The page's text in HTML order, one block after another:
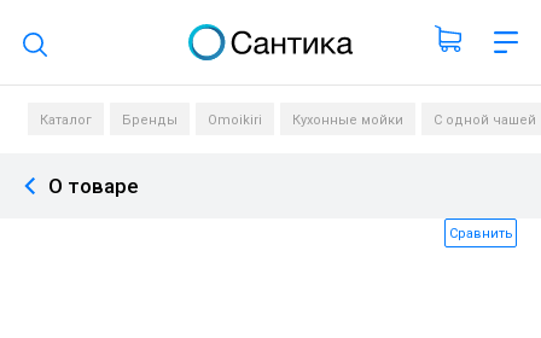
Поиск по каталогу
Каталог Бренды Omoikiri Кухонные мойки С одной чашей
О товаре
Сравнить